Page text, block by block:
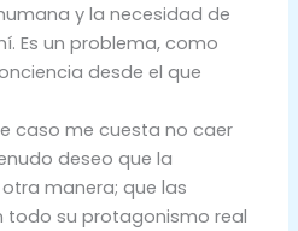
y la necesidad de
Es un problema, como
desde el que
caso me cuesta no caer
deseo que la
manera; que las
todo su protagonismo real